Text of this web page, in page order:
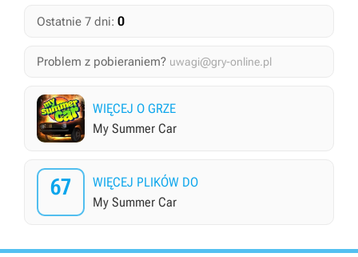
Ostatnie 7 dni: 0
Problem z pobieraniem? uwagi@gry-online.pl
WIĘCEJ O GRZE
My Summer Car
67
WIĘCEJ PLIKÓW DO
My Summer Car